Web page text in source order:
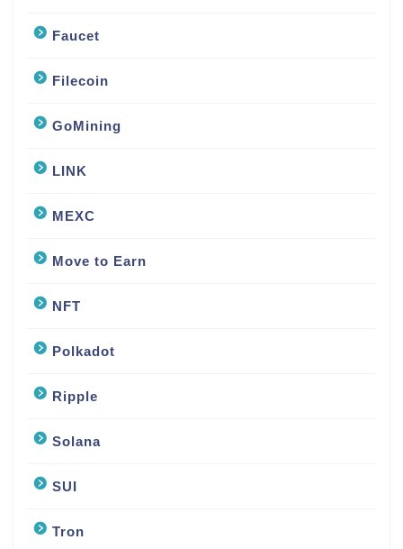
Faucet
Filecoin
GoMining
LINK
MEXC
Move to Earn
NFT
Polkadot
Ripple
Solana
SUI
Tron